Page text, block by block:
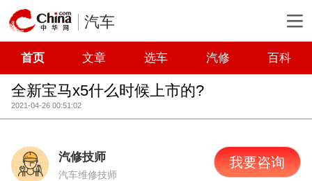
汽车
首页 文章 选车 汽修 百科
全新宝马x5什么时候上市的?
2021-04-26 00:51:02
汽修技师
汽车维修技师
我要咨询